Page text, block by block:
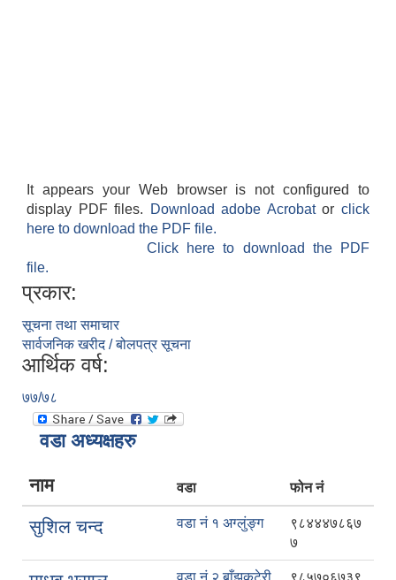
It appears your Web browser is not configured to
display PDF files.
Download adobe Acrobatorclick
here to download the PDF file.
Click here to download the PDF
file.
प्रकार:
सूचना तथा समाचार
सार्वजनिक खरीद / बोलपत्र सूचना
आर्थिक वर्ष:
७७/७८
वडा अध्यक्षहरु
नाम वडा फोन नं
सुशिल चन्द वडा नं १ अग्लुंङ्ग
९८४४४७८६७
७